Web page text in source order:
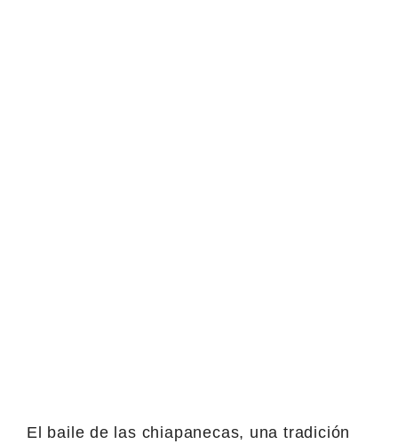
El baile de las chiapanecas, una tradición